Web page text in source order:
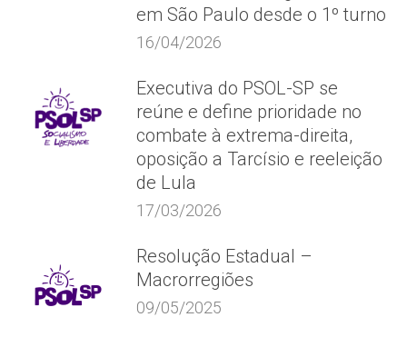
em São Paulo desde o 1º turno
16/04/2026
Executiva do PSOL-SP se
reúne e define prioridade no
combate à extrema-direita,
oposição a Tarcísio e reeleição
de Lula
17/03/2026
Resolução Estadual –
Macrorregiões
09/05/2025